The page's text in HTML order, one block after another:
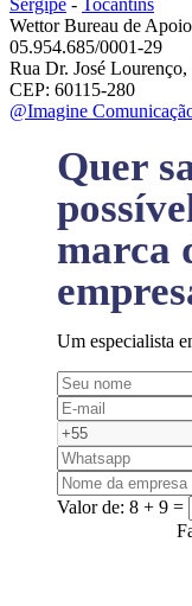
Sergipe - Tocantins
Wettor Bureau de
05.954.685/0001-29
Rua Dr. José
CEP: 60115-280
@Imagine
Quer
marca
Um especialista
Valor de: 8 + 9 =